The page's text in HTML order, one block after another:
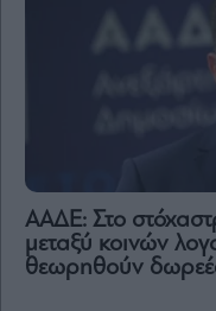
ΑΑΔΕ: Στο
μεταξύ κοινών
θεωρηθούν